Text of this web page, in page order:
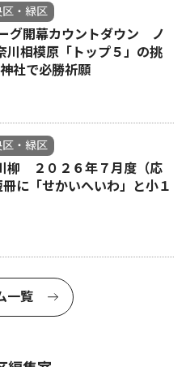
区・緑区
グ開幕カウントダウン ノ
川相模原「トップ５」の挑
社で必勝祈願
区・緑区
柳 ２０２６年７月度（応
に「せかいへいわ」と小１
一覧